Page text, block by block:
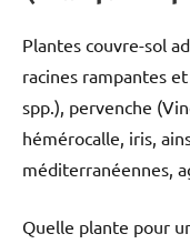
Plantes couvre-sol
racines rampantes
spp.), pervenche
hémérocalle, iris,
méditerranéennes,
Quelle plante pour